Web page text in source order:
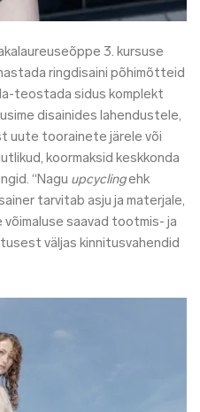
3. kursuse
ringdisaini põhimõtteid
teostada sidus komplekt
disainides lahendustele,
uute toorainete järele või
koormaksid keskkonda
“Nagu upcyclingehk
tarvitab asju ja materjale,
võimaluse saavad tootmis- ja
väljas kinnitusvahendid